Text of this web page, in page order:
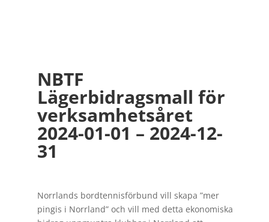
NBTF
Lägerbidragsmall för
verksamhetsåret
2024-01-01 – 2024-12-
31
Norrlands bordtennisförbund vill skapa ”mer
pingis i Norrland” och vill med detta ekonomiska